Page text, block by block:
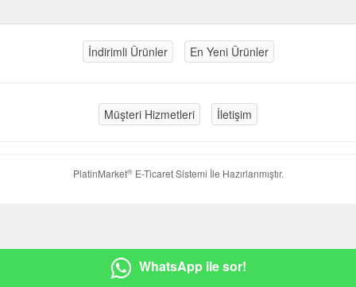
İndirimli Ürünler En Yeni Ürünler
Müşteri Hizmetleri İletişim
PlatinMarket®E-Ticaret Sistemi İle Hazırlanmıştır.
WhatsApp ile sor!